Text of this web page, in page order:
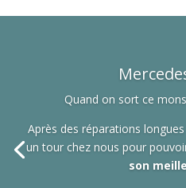
Quand on sort ce
Après des réparations
un tour chez nous pour
son